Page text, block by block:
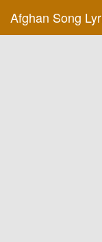
Afghan Song